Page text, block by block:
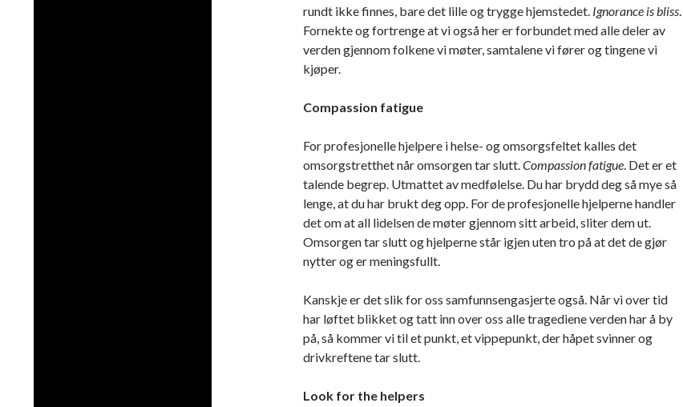
rundt ikke finnes, bare det lille og trygge hjemstedet. Ignorance is bliss.
Fornekte og fortrenge at vi også her er forbundet med alle deler av
verden gjennom folkene vi møter, samtalene vi fører og tingene vi
kjøper.
Compassion fatigue
For profesjonelle hjelpere i helse- og omsorgsfeltet kalles det
omsorgstretthet når omsorgen tar slutt.Compassion fatigue. Det er et
talende begrep. Utmattet av medfølelse. Du har brydd deg så mye så
lenge, at du har brukt deg opp. For de profesjonelle hjelperne handler
det om at all lidelsen de møter gjennom sitt arbeid, sliter dem ut.
Omsorgen tar slutt og hjelperne står igjen uten tro på at det de gjør
nytter og er meningsfullt.
Kanskje er det slik for oss samfunnsengasjerte også. Når vi over tid
har løftet blikket og tatt inn over oss alle tragediene verden har å by
på, så kommer vi til et punkt, et vippepunkt, der håpet svinner og
drivkreftene tar slutt.
Look for the helpers